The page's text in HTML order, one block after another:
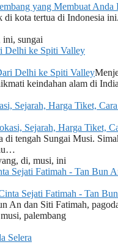
kota tertua di Indonesia
ini, sungai
Delhi ke Spiti Valley
keindahan alam di
Sejarah, Harga Tiket,
di tengah Sungai Musi.
di, musi, ini
Sejati Fatimah - Tan Bun
An dan Siti Fatimah,
palembang
Selera